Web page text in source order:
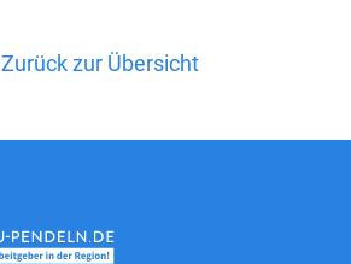
Zurück zur Übersicht